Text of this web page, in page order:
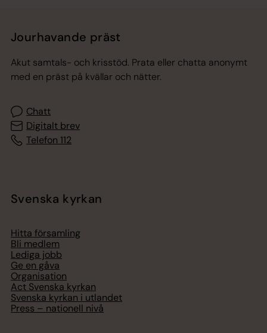
Jourhavande präst
Akut samtals- och krisstöd. Prata eller chatta anonymt
med en präst på kvällar och nätter.
Chatt
Digitalt brev
Telefon 112
Svenska kyrkan
Hitta församling
Bli medlem
Lediga jobb
Ge en gåva
Organisation
Act Svenska kyrkan
Svenska kyrkan i utlandet
Press – nationell nivå